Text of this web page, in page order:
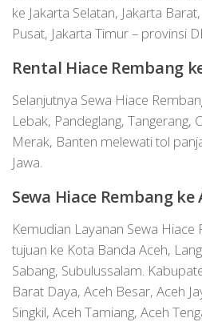
ke Jakarta Selatan, Jakarta
Pusat, Jakarta Timur – provinsi
Rental Hiace Rembang
Selanjutnya Sewa Hiace
Lebak, Pandeglang, Tangerang,
Merak, Banten melewati tol
Jawa.
Sewa Hiace Rembang ke
Kemudian Layanan Sewa Hiace
tujuan ke Kota Banda Aceh,
Sabang, Subulussalam.
Barat Daya, Aceh Besar, Aceh
Singkil, Aceh Tamiang, Aceh